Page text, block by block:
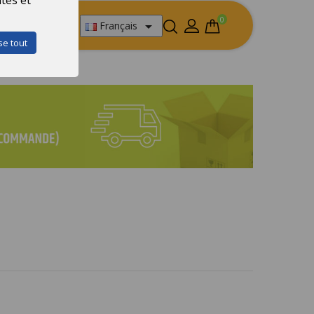
tout
0
Français 